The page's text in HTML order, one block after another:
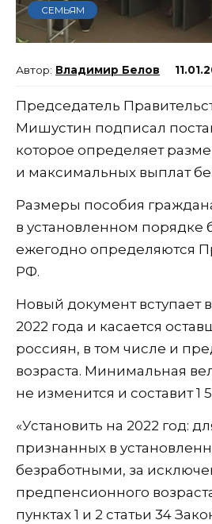
СЕМЬЯМ
Владимир Белов
Председатель
Мишустин подписал
которое определяет
и максимальных выплат
Размеры пособия
в установленном порядке
ежегодно определяются
РФ.
Новый документ вступает в
2022 года и касается
россиян, в том числе и
возраста. Минимальная
не изменится и составит 1
«Установить на 2022 год:
признанных в
безработными, за
предпенсионного
пунктах 1 и 2 статьи 34